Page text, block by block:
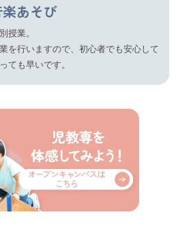
あそび
授業。
を行いますので、初心者でも安心して
ても早いです。